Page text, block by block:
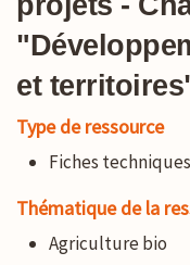
et
Type de ressource
Fiches techniques
Thématique de la
Agriculture bio